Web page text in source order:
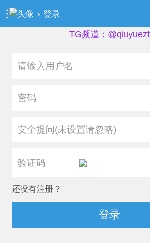
› 登录
TG频道：@qiuyuezt
安全提问(未设置请忽略)
还没有注册？
登录